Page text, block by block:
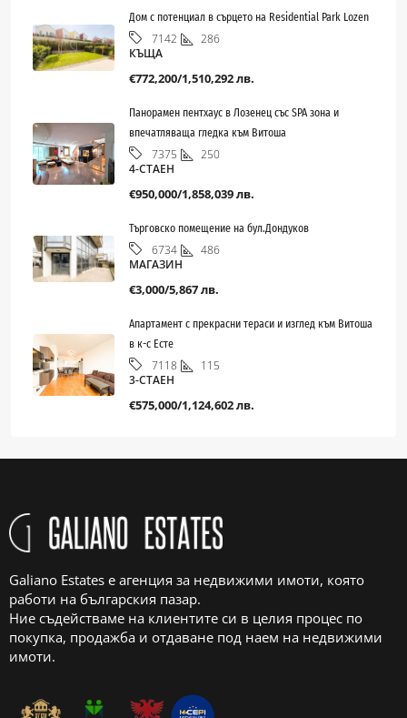
Дом с потенциал в сърцето на Residential Park Lozen
7142
286
КЪЩА
€772,200/1,510,292 лв.
Панорамен пентхаус в Лозенец със SPA зона и
впечатляваща гледка към Витоша
7375
250
4-СТАЕН
€950,000/1,858,039 лв.
Търговско помещение на бул.Дондуков
6734
486
МАГАЗИН
€3,000/5,867 лв.
Апартамент с прекрасни тераси и изглед към Витоша
в к-с Есте
7118
115
3-СТАЕН
€575,000/1,124,602 лв.
Galiano Estates е агенция за недвижими имоти, която
работи на българския пазар.
Ние съдействаме на клиентите си в целия процес по
покупка, продажба и отдаване под наем на недвижими
имоти.